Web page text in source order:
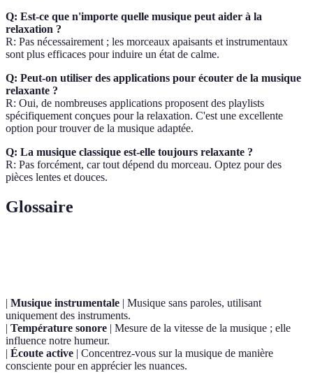
Q: Est-ce que n'importe quelle musique peut aider à la
relaxation ?
R: Pas nécessairement ; les morceaux apaisants et instrumentaux
sont plus efficaces pour induire un état de calme.
Q: Peut-on utiliser des applications pour écouter de la musique
relaxante ?
R: Oui, de nombreuses applications proposent des playlists
spécifiquement conçues pour la relaxation. C'est une excellente
option pour trouver de la musique adaptée.
Q: La musique classique est-elle toujours relaxante ?
R: Pas forcément, car tout dépend du morceau. Optez pour des
pièces lentes et douces.
Glossaire
| Musique instrumentale | Musique sans paroles, utilisant
uniquement des instruments.
| Température sonore | Mesure de la vitesse de la musique ; elle
influence notre humeur.
| Écoute active | Concentrez-vous sur la musique de manière
consciente pour en apprécier les nuances.